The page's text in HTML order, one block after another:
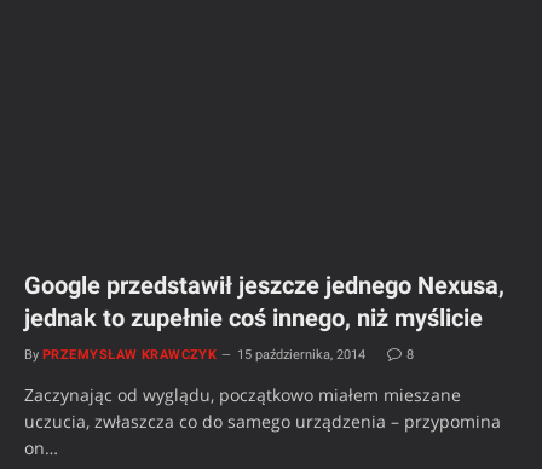
Google przedstawił jeszcze jednego Nexusa,
jednak to zupełnie coś innego, niż myślicie
By PRZEMYSŁAW KRAWCZYK 15 października, 2014 8
Zaczynając od wyglądu, początkowo miałem mieszane
uczucia, zwłaszcza co do samego urządzenia – przypomina
on…